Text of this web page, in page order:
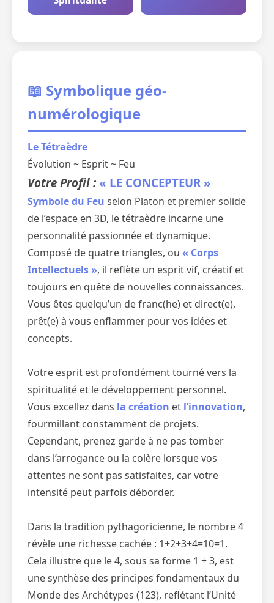
📖 Symbolique géo-
numérologique
Le Tétraèdre
Évolution ~ Esprit ~ Feu
Votre Profil : « LE CONCEPTEUR »
Symbole du Feu selon Platon et premier solide
de l’espace en 3D, le tétraèdre incarne une
personnalité passionnée et dynamique.
Composé de quatre triangles, ou « Corps
Intellectuels », il reflète un esprit vif, créatif et
toujours en quête de nouvelles connaissances.
Vous êtes quelqu’un de franc(he) et direct(e),
prêt(e) à vous enflammer pour vos idées et
concepts.
Votre esprit est profondément tourné vers la
spiritualité et le développement personnel.
Vous excellez dans la création et l’innovation,
fourmillant constamment de projets.
Cependant, prenez garde à ne pas tomber
dans l’arrogance ou la colère lorsque vos
attentes ne sont pas satisfaites, car votre
intensité peut parfois déborder.
Dans la tradition pythagoricienne, le nombre 4
révèle une richesse cachée : 1+2+3+4=10=1.
Cela illustre que le 4, sous sa forme 1 + 3, est
une synthèse des principes fondamentaux du
Monde des Archétypes (123), reflétant l’Unité